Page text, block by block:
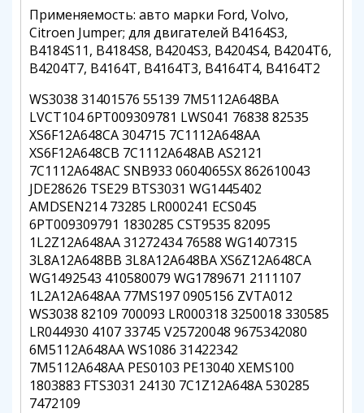
Применяемость: авто марки Ford, Volvo,
Citroen Jumper; для двигателей B4164S3,
B4184S11, B4184S8, B4204S3, B4204S4, B4204T6,
B4204T7, B4164T, B4164T3, B4164T4, B4164T2
WS3038 31401576 55139 7M5112A648BA
LVCT104 6PT009309781 LWS041 76838 82535
XS6F12A648CA 304715 7C1112A648AA
XS6F12A648CB 7C1112A648AB AS2121
7C1112A648AC SNB933 0604065SX 862610043
JDE28626 TSE29 BTS3031 WG1445402
AMDSEN214 73285 LR000241 ECS045
6PT009309791 1830285 CST9535 82095
1L2Z12A648AA 31272434 76588 WG1407315
3L8A12A648BB 3L8A12A648BA XS6Z12A648CA
WG1492543 410580079 WG1789671 2111107
1L2A12A648AA 77MS197 0905156 ZVTA012
WS3038 82109 700093 LR000318 3250018 330585
LR044930 4107 33745 V25720048 9675342080
6M5112A648AA WS1086 31422342
7M5112A648AA PES0103 PE13040 XEMS100
1803883 FTS3031 24130 7C1Z12A648A 530285
7472109